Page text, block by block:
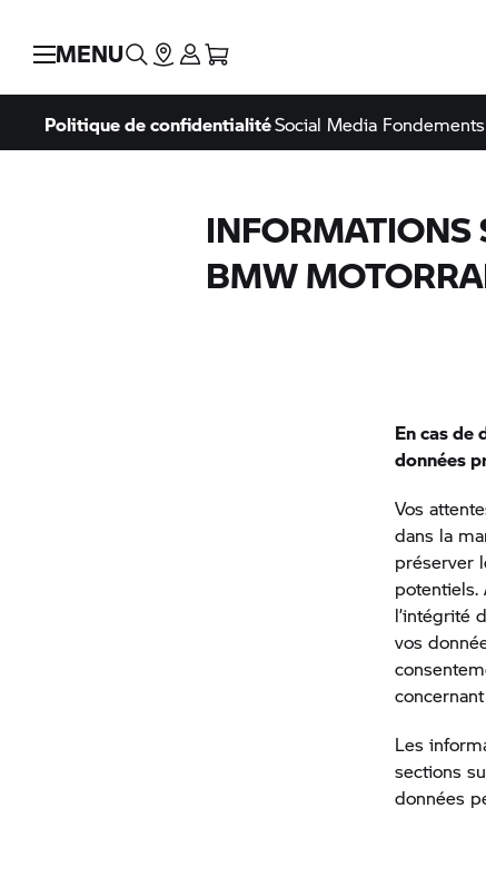
MENU
Politique de confidentialitéSocial Media
INFORMATIONS
BMW
En cas de
données
Vos
dans la
préserver
potentiels.
l’intégrité
vos
Les
sections
données